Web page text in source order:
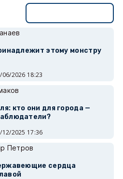
этому монстру
06/2026 18:23
кто они для города —
12/2025 17:36
Петров
сердца